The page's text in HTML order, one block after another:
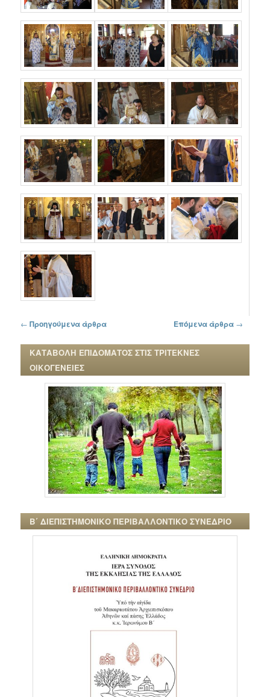
Πλοήγηση στα άρθρα
← Προηγούμενα άρθρα Επόμενα άρθρα →
ΚΑΤΑΒΟΛΗ ΕΠΙΔΟΜΑΤΟΣ ΣΤΙΣ ΤΡΙΤΕΚΝΕΣ
ΟΙΚΟΓΕΝΕΙΕΣ
Β΄ ΔΙΕΠΙΣΤΗΜΟΝΙΚΟ ΠΕΡΙΒΑΛΛΟΝΤΙΚΟ ΣΥΝΕΔΡΙΟ